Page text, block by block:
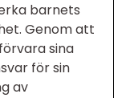
barnets
Genom att
sina
för sin
av